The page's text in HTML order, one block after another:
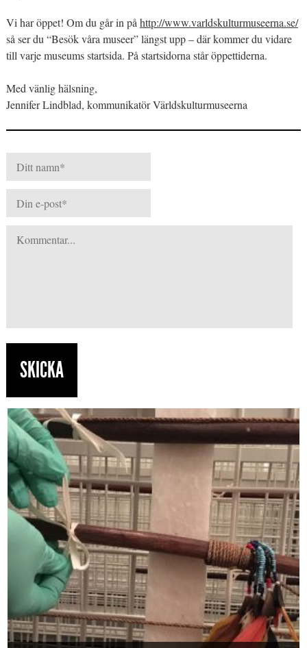
Vi har öppet! Om du går in påhttp://www.varldskulturmuseerna.se/
så ser du “Besök våra museer” längst upp – där kommer du vidare
till varje museums startsida. På startsidorna står öppettiderna.
Med vänlig hälsning,
Jennifer Lindblad, kommunikatör Världskulturmuseerna